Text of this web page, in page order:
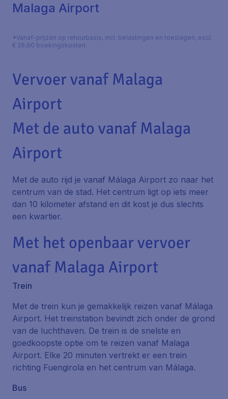
Malaga Airport
*Vanaf-prijzen op retourbasis, incl. belastingen en toeslagen, excl.
€ 29,90 boekingskosten.
Vervoer vanaf Malaga
Airport
Met de auto vanaf Malaga
Airport
Met de auto rijd je vanaf Málaga Airport zo naar het
centrum van de stad. Het centrum ligt op iets meer
dan 10 kilometer afstand en dit kost je dus slechts
een kwartier.
Met het openbaar vervoer
vanaf Malaga Airport
Trein
Met de trein kun je gemakkelijk reizen vanaf Málaga
Airport. Het treinstation bevindt zich onder de grond
van de luchthaven. De trein is de snelste en
goedkoopste optie om te reizen vanaf Malaga
Airport. Elke 20 minuten vertrekt er een trein
richting Fuengirola en het centrum van Málaga.
Bus